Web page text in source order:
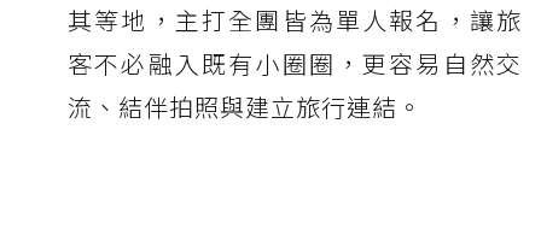
其等地，主打全團皆為單人報名，讓旅
客不必融入既有小圈圈，更容易自然交
流、結伴拍照與建立旅行連結。